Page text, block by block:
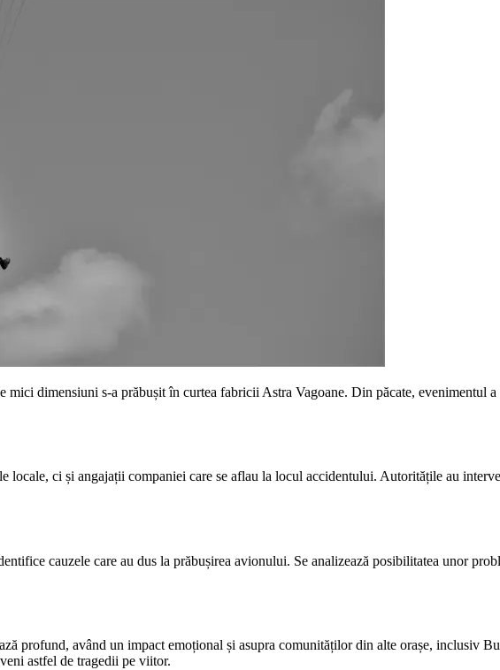
dimensiuni s-a prăbușit în curtea fabricii Astra Vagoane. Din păcate, evenimentul
ci și angajații companiei care se aflau la locul accidentului. Autoritățile au
cauzele care au dus la prăbușirea avionului. Se analizează posibilitatea unor
profund, având un impact emoțional și asupra comunităților din alte orașe, inclusiv
astfel de tragedii pe viitor.